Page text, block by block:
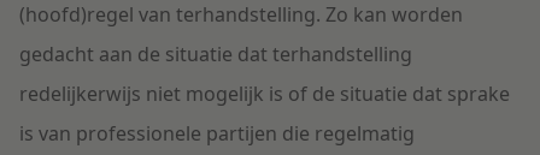
(hoofd)regel van terhandstelling. Zo kan worden
gedacht aan de situatie dat terhandstelling
redelijkerwijs niet mogelijk is of de situatie dat sprake
is van professionele partijen die regelmatig